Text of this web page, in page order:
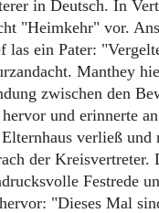
in Deutsch. In
"Heimkehr" vor.
ein Pater:
Manthey
zwischen den
und erinnerte
verließ und
der Kreisvertreter.
Festrede
"Dieses Mal